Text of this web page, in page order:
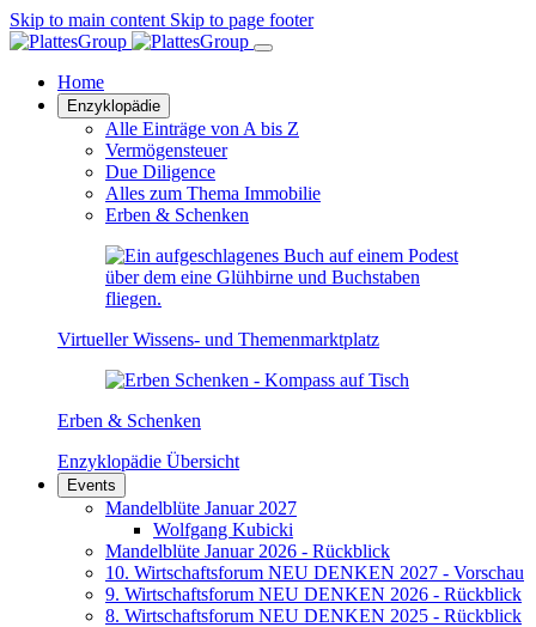
Skip to main content Skip to page footer
Home
Enzyklopädie
Alle Einträge von A bis Z
Vermögensteuer
Due Diligence
Alles zum Thema Immobilie
Erben & Schenken
Virtueller Wissens- und Themenmarktplatz
Erben & Schenken
Enzyklopädie Übersicht
Events
Mandelblüte Januar 2027
Wolfgang Kubicki
Mandelblüte Januar 2026 - Rückblick
10. Wirtschaftsforum NEU DENKEN 2027 - Vorschau
9. Wirtschaftsforum NEU DENKEN 2026 - Rückblick
8. Wirtschaftsforum NEU DENKEN 2025 - Rückblick